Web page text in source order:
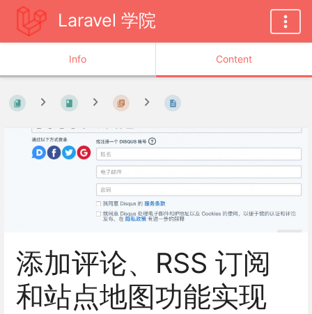
Laravel 学院
Info Content
添加评论、RSS 订阅
和站点地图功能实现